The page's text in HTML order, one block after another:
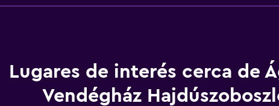
Lugares de interés cerca de
Vendégház